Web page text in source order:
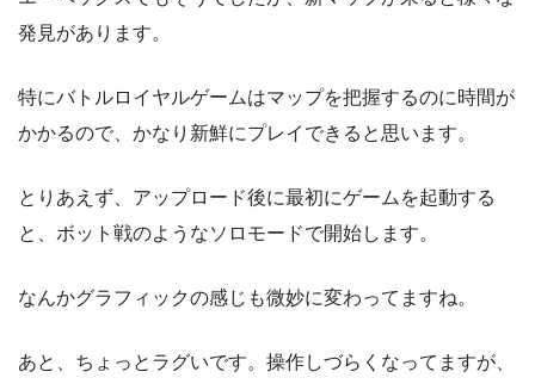
発見があります。
特にバトルロイヤルゲームはマップを把握するのに時間が
かかるので、かなり新鮮にプレイできると思います。
とりあえず、アップロード後に最初にゲームを起動する
と、ボット戦のようなソロモードで開始します。
なんかグラフィックの感じも微妙に変わってますね。
あと、ちょっとラグいです。操作しづらくなってますが、